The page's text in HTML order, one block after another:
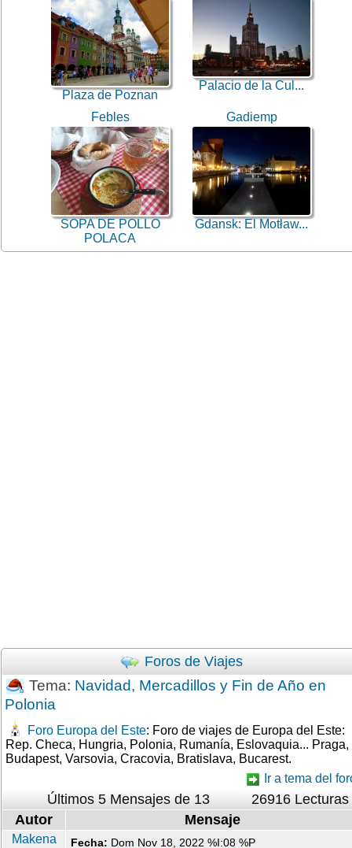
Plaza de Poznan
Palacio de la Cul...
Febles
SOPA DE POLLO
POLACA
Gadiemp
Gdansk: El Motław...
Foros de Viajes
Tema: Navidad, Mercadillos y Fin de Año en
Polonia
Foro Europa del Este: Foro de viajes de Europa del Este:
Rep. Checa, Hungria, Polonia, Rumanía, Eslovaquia... Praga,
Budapest, Varsovia, Cracovia, Bratislava, Bucarest.
Ir a tema del
Últimos 5 Mensajes de 13
26916 Lecturas
Autor
Mensaje
Makena Fecha: Dom Nov 18, 2022 %I:08 %P